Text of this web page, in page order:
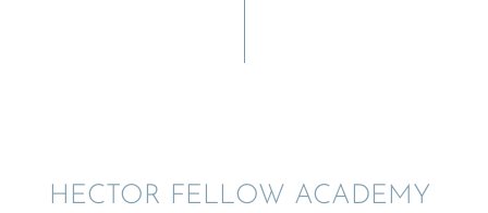
HECTOR FELLOW ACADEMY